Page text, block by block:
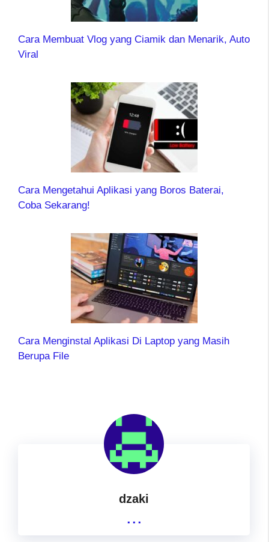
Cara Membuat Vlog yang Ciamik dan Menarik, Auto
Viral
Cara Mengetahui Aplikasi yang Boros Baterai,
Coba Sekarang!
Cara Menginstal Aplikasi Di Laptop yang Masih
Berupa File
dzaki
...